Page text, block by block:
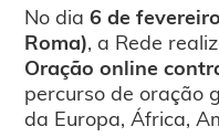
No dia6 de
Roma), a Rede
Oração online
percurso de oração
da Europa, África,